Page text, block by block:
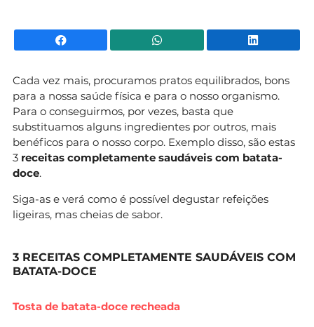
Facebook WhatsApp
Cada vez mais, procuramos pratos equilibrados, bons
para a nossa saúde física e para o nosso organismo.
Para o conseguirmos, por vezes, basta que
substituamos alguns ingredientes por outros, mais
benéficos para o nosso corpo. Exemplo disso, são estas
3 receitas completamente saudáveis com batata-
doce.
Siga-as e verá como é possível degustar refeições
ligeiras, mas cheias de sabor.
3 RECEITAS COMPLETAMENTE SAUDÁVEIS COM
BATATA-DOCE
Tosta de batata-doce recheada